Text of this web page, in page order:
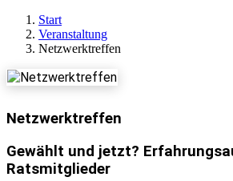
Start
Veranstaltung
Netzwerktreffen
Netzwerktreffen
Gewählt und jetzt?
Ratsmitglieder